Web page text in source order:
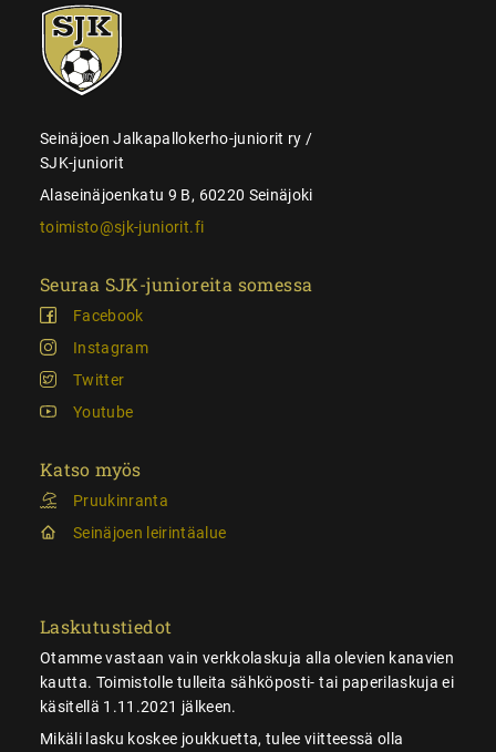
SJK-
juniorit
Seinäjoen Jalkapallokerho-juniorit ry /
SJK-juniorit
Alaseinäjoenkatu 9 B, 60220 Seinäjoki
toimisto@sjk-juniorit.fi
Seuraa SJK-junioreita somessa
Facebook
Instagram
Twitter
Youtube
Katso myös
Pruukinranta
Seinäjoen leirintäalue
Laskutustiedot
Otamme vastaan vain verkkolaskuja alla olevien kanavien
kautta. Toimistolle tulleita sähköposti- tai paperilaskuja ei
käsitellä 1.11.2021 jälkeen.
Mikäli lasku koskee joukkuetta, tulee viitteessä olla